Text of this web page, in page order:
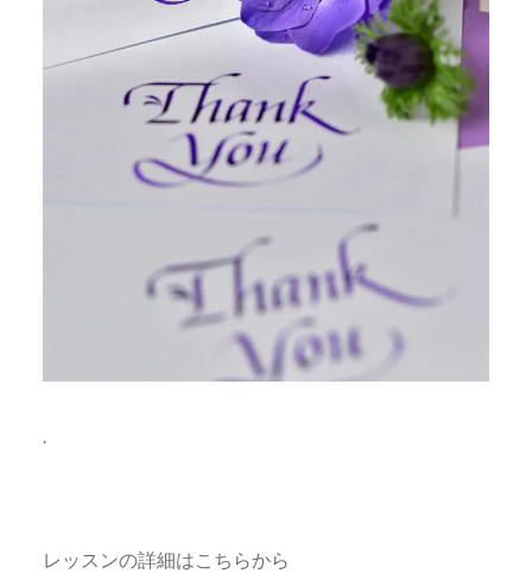
.
レッスンの詳細はこちらから